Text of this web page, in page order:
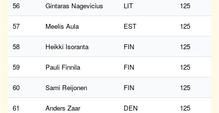
56 Gintaras Nagevicius LIT 125
57 Meelis Aula EST 125
58 Heikki Isoranta FIN 125
59 Pauli Finnila FIN 125
60 Sami Reijonen FIN 125
61 Anders Zaar DEN 125